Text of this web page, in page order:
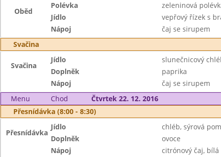
Oběd
Polévka
zeleninová
Jídlo
vepřový řízek s
Nápoj
čaj se sirupem
Svačina
Svačina
Jídlo
slunečnicový
Doplněk
paprika
Nápoj
čaj se sirupem
Menu
Chod
Čtvrtek 22. 12. 2016
Přesnídávka (8:00 - 8:30)
Přesnídávka
Jídlo
chléb, sýrová
Doplněk
ovoce
Nápoj
citrónový čaj, bílá